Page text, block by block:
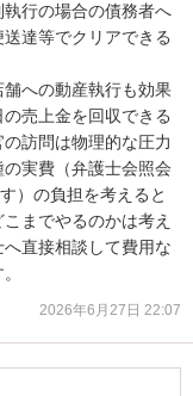
行の場合の債務者へ
達等でクリアできる
への動産執行も効果
売上金を回収できる
訪問は物理的な圧力
実費（弁護士会照会
）の負担を考えると
までやるのかは考え
直接相談して費用な
2026年6月27日 22:07